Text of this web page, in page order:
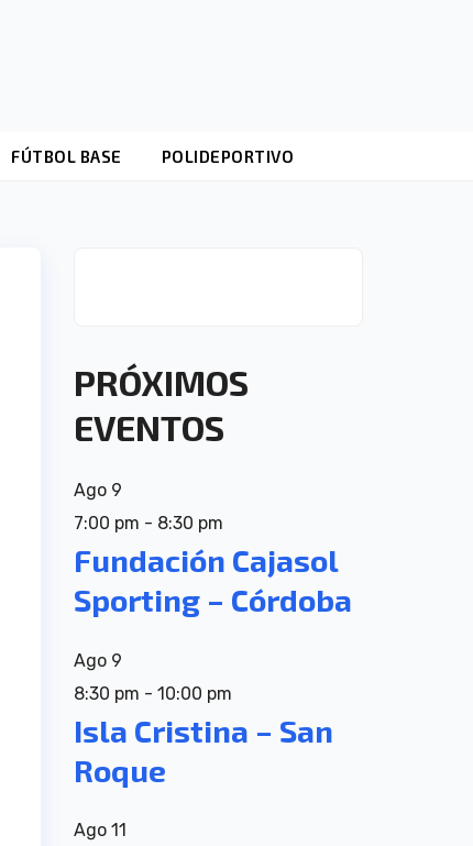
FÚTBOL BASE POLIDEPORTIVO
PRÓXIMOS
EVENTOS
Ago 9
7:00 pm - 8:30 pm
Fundación Cajasol
Sporting – Córdoba
Ago 9
8:30 pm - 10:00 pm
Isla Cristina – San
Roque
Ago 11